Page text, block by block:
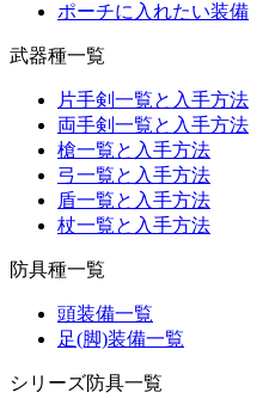
ポーチに入れたい装備
武器種一覧
片手剣一覧と入手方法
両手剣一覧と入手方法
槍一覧と入手方法
弓一覧と入手方法
盾一覧と入手方法
杖一覧と入手方法
防具種一覧
頭装備一覧
足(脚)装備一覧
シリーズ防具一覧